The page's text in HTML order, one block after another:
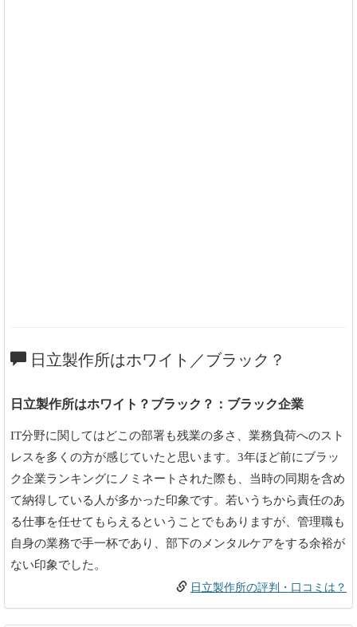
日立製作所はホワイト／ブラック？
日立製作所はホワイト？ブラック？：ブラック企業
IT分野に関してはどこの部署も残業の多さ、業務負荷へのスト
レスを多くの方が感じていたと思います。3年ほど前にブラッ
ク企業ランキングにノミネートされた際も、当時の同期を含め
て納得している人が多かった印象です。若いうちから責任のあ
る仕事を任せてもらえるということでもありますが、管理職も
自身の業務で手一杯であり、部下のメンタルケアをする余裕が
ない印象でした。
日立製作所の評判・口コミは？